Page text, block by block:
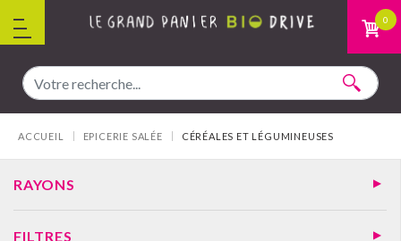
0
ACCUEIL EPICERIE SALÉE CÉRÉALES ET LÉGUMINEUSES
RAYONS
FILTRES